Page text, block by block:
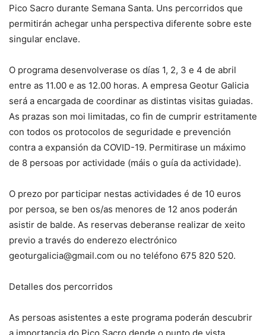
Pico Sacro durante Semana Santa. Uns percorridos que
permitirán achegar unha perspectiva diferente sobre este
singular enclave.
O programa desenvolverase os días 1, 2, 3 e 4 de abril
entre as 11.00 e as 12.00 horas. A empresa Geotur Galicia
será a encargada de coordinar as distintas visitas guiadas.
As prazas son moi limitadas, co fin de cumprir estritamente
con todos os protocolos de seguridade e prevención
contra a expansión da COVID-19. Permitirase un máximo
de 8 persoas por actividade (máis o guía da actividade).
O prezo por participar nestas actividades é de 10 euros
por persoa, se ben os/as menores de 12 anos poderán
asistir de balde. As reservas deberanse realizar de xeito
previo a través do enderezo electrónico
geoturgalicia@gmail.com ou no teléfono 675 820 520.
Detalles dos percorridos
As persoas asistentes a este programa poderán descubrir